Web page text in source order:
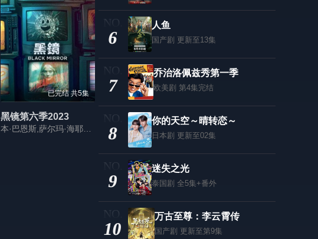
已完结 共5集
黑镜第六季2023
6
人鱼
国产剧 更新至13集
7
乔治洛佩兹秀第一季
欧美剧 第4集完结
8
你的天空～晴转恋～
日本剧 更新至02集
9
迷失之光
泰国剧 全5集+番外
10
万古至尊：李云霄传
国产剧 更新至第9集